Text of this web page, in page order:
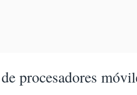
procesadores